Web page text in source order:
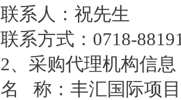
联系人：祝先生
联系方式：0718-
2、采购代理机构信息
名 称：丰汇国际项